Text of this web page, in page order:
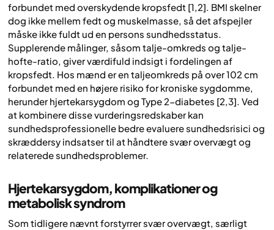
forbundet med overskydende kropsfedt [1,2]. BMI skelner
dog ikke mellem fedt og muskelmasse, så det afspejler
måske ikke fuldt ud en persons sundhedsstatus.
Supplerende målinger, såsom talje-omkreds og talje-
hofte-ratio, giver værdifuld indsigt i fordelingen af
kropsfedt. Hos mænd er en taljeomkreds på over 102 cm
forbundet med en højere risiko for kroniske sygdomme,
herunder hjertekarsygdom og Type 2-diabetes [2,3]. Ved
at kombinere disse vurderingsredskaber kan
sundhedsprofessionelle bedre evaluere sundhedsrisici og
skræddersy indsatser til at håndtere svær overvægt og
relaterede sundhedsproblemer.
Hjertekarsygdom, komplikationer og
metabolisk syndrom
Som tidligere nævnt forstyrrer svær overvægt, særligt